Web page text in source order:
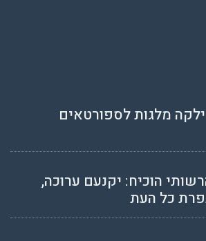
מלגות לספורטאים
הוכיח: יקנעם ערוכה,
כל העת